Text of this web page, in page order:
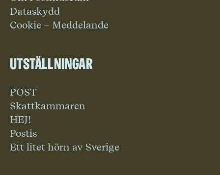
Dataskydd
Cookie – Meddelande
Utställningar
POST
Skattkammaren
HEJ!
Postis
Ett litet hörn av Sverige